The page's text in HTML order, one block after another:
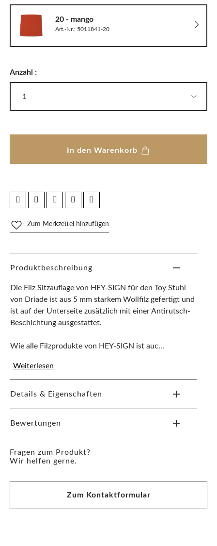
20 - mango
Art.-Nr.: 5011841-20
Anzahl :
In den Warenkorb
Zum Merkzettel hinzufügen
Produktbeschreibung
Die Filz Sitzauflage von HEY-SIGN für den Toy Stuhl
von Driade ist aus 5 mm starkem Wollfilz gefertigt und
ist auf der Unterseite zusätzlich mit einer Antirutsch-
Beschichtung ausgestattet.
Wie alle Filzprodukte von HEY-SIGN ist auc...
Weiterlesen
Details & Eigenschaften
Bewertungen
Fragen zum Produkt?
Wir helfen gerne.
Zum Kontaktformular